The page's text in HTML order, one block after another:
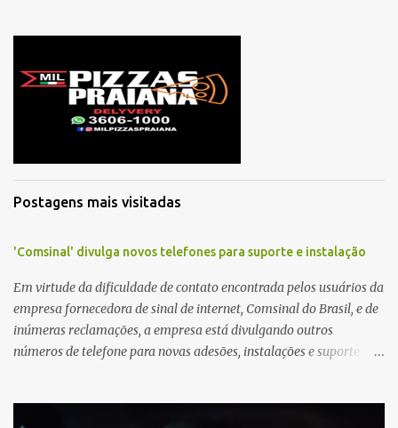
t
r
s
Postagens mais visitadas
'Comsinal' divulga novos telefones para suporte e instalação
Em virtude da dificuldade de contato encontrada pelos usuários da
empresa fornecedora de sinal de internet, Comsinal do Brasil, e de
inúmeras reclamações, a empresa está divulgando outros
números de telefone para novas adesões, instalações e suporte